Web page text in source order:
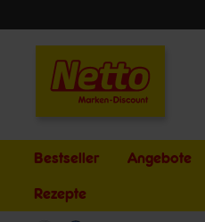
Bestseller Angebote
Rezepte